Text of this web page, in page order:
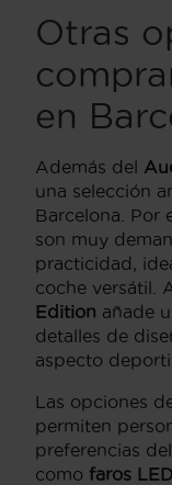
Otras
en
Además del
una selección
Barcelona. Por
son muy
practicidad,
coche versátil.
Edition añade
detalles de
aspecto
Las opciones
permiten
preferencias
como faros